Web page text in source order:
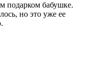
подарком бабушке.
но это уже ее